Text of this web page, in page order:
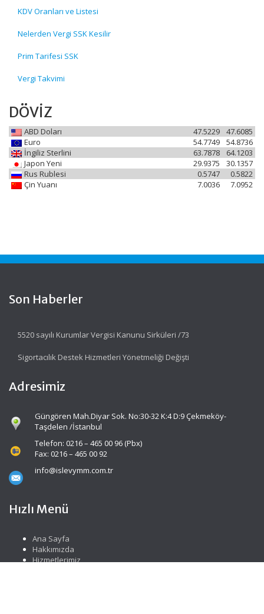
KDV Oranları ve Listesi
Nelerden Vergi SSK Kesilir
Prim Tarifesi SSK
Vergi Takvimi
DÖVİZ
ABD Doları 47.6085
47.5229
Euro
54.8736
54.7749
İngiliz Sterlini
64.1203
63.7878
Japon Yeni
30.1357
29.9375
Rus Rublesi
0.5822
0.5747
Çin Yuanı
7.0952
7.0036
Son Haberler
5520 sayılı Kurumlar Vergisi Kanunu Sirküleri /73
Sigortacılık Destek Hizmetleri Yönetmeliği Değişti
Adresimiz
Güngören Mah.Diyar Sok. No:30-32 K:4 D:9 Çekmeköy-
Taşdelen /İstanbul
Telefon: 0216 – 465 00 96 (Pbx)
Fax: 0216 – 465 00 92
info@islevymm.com.tr
Hızlı Menü
Ana Sayfa
Hakkımızda
Hizmetlerimiz